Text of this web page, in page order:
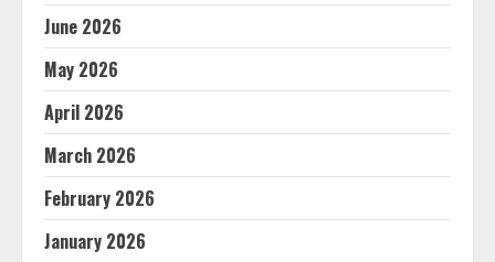
June 2026
May 2026
April 2026
March 2026
February 2026
January 2026